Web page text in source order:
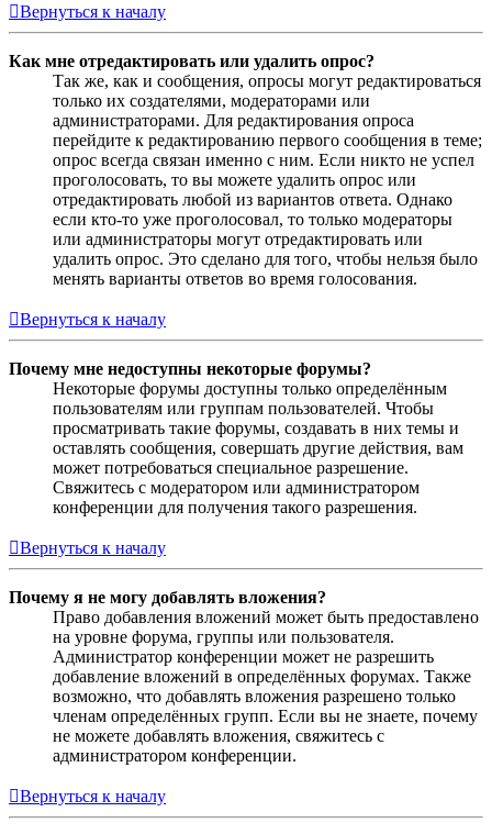
Вернуться к началу
Как мне отредактировать или удалить опрос?
Так же, как и сообщения, опросы могут редактироваться
только их создателями, модераторами или
администраторами. Для редактирования опроса
перейдите к редактированию первого сообщения в теме;
опрос всегда связан именно с ним. Если никто не успел
проголосовать, то вы можете удалить опрос или
отредактировать любой из вариантов ответа. Однако
если кто-то уже проголосовал, то только модераторы
или администраторы могут отредактировать или
удалить опрос. Это сделано для того, чтобы нельзя было
менять варианты ответов во время голосования.
Вернуться к началу
Почему мне недоступны некоторые форумы?
Некоторые форумы доступны только определённым
пользователям или группам пользователей. Чтобы
просматривать такие форумы, создавать в них темы и
оставлять сообщения, совершать другие действия, вам
может потребоваться специальное разрешение.
Свяжитесь с модератором или администратором
конференции для получения такого разрешения.
Вернуться к началу
Почему я не могу добавлять вложения?
Право добавления вложений может быть предоставлено
на уровне форума, группы или пользователя.
Администратор конференции может не разрешить
добавление вложений в определённых форумах. Также
возможно, что добавлять вложения разрешено только
членам определённых групп. Если вы не знаете, почему
не можете добавлять вложения, свяжитесь с
администратором конференции.
Вернуться к началу